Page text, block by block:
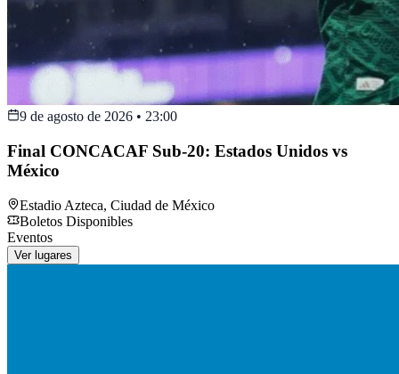
9 de agosto de 2026 • 23:00
Final CONCACAF Sub-20: Estados Unidos vs
México
Estadio Azteca, Ciudad de México
Boletos Disponibles
Eventos
Ver lugares